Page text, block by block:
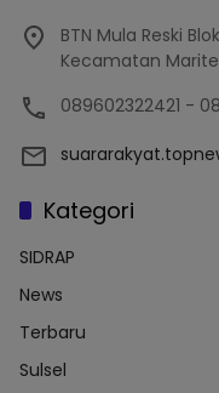
BTN Mula Reski
Kecamatan
089602322421 -
Kategori
SIDRAP
News
Terbaru
Sulsel